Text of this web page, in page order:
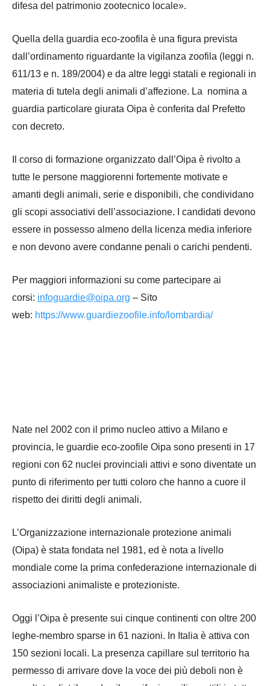
difesa del patrimonio zootecnico locale».
Quella della guardia eco-zoofila è una figura prevista
dall’ordinamento riguardante la vigilanza zoofila (leggi n.
611/13 e n. 189/2004) e da altre leggi statali e regionali in
materia di tutela degli animali d’affezione. La nomina a
guardia particolare giurata Oipa è conferita dal Prefetto
con decreto.
Il corso di formazione organizzato dall’Oipa è rivolto a
tutte le persone maggiorenni fortemente motivate e
amanti degli animali, serie e disponibili, che condividano
gli scopi associativi dell’associazione. I candidati devono
essere in possesso almeno della licenza media inferiore
e non devono avere condanne penali o carichi pendenti.
Per maggiori informazioni su come partecipare ai
corsi: infoguardie@oipa.org – Sito
web: https://www.guardiezoofile.info/lombardia/
Nate nel 2002 con il primo nucleo attivo a Milano e
provincia, le guardie eco-zoofile Oipa sono presenti in 17
regioni con 62 nuclei provinciali attivi e sono diventate un
punto di riferimento per tutti coloro che hanno a cuore il
rispetto dei diritti degli animali.
L’Organizzazione internazionale protezione animali
(Oipa) è stata fondata nel 1981, ed è nota a livello
mondiale come la prima confederazione internazionale di
associazioni animaliste e protezioniste.
Oggi l’Oipa è presente sui cinque continenti con oltre 200
leghe-membro sparse in 61 nazioni. In Italia è attiva con
150 sezioni locali. La presenza capillare sul territorio ha
permesso di arrivare dove la voce dei più deboli non è